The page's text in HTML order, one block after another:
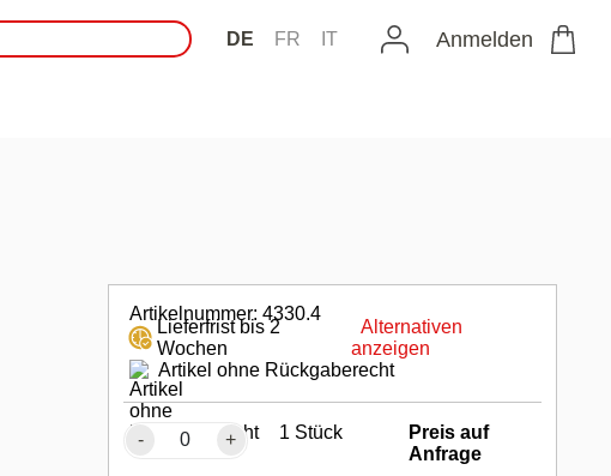
DE FR IT Anmelden
Artikelnummer: 4330.4
Lieferfrist bis 2
Wochen
Alternativen
anzeigen
Artikel ohne Rückgaberecht
- + 1 Stück
Preis auf
Anfrage